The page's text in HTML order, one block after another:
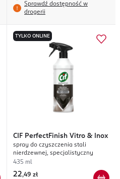
Sprawdź dostępność w
drogerii
TYLKO ONLINE
CIF PerfectFinish Vitro & Inox
spray do czyszczenia stali
nierdzewnej, specjalistyczny
435 ml
22,49 zł